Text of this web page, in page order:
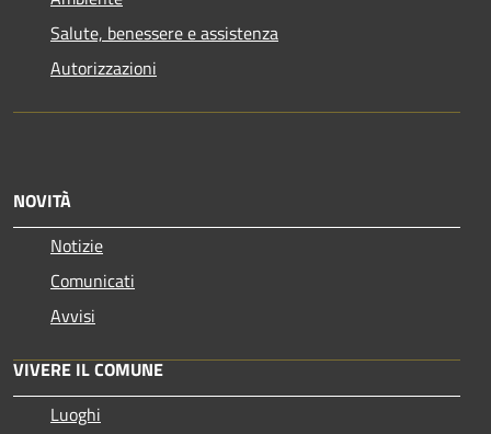
Salute, benessere e assistenza
Autorizzazioni
NOVITÀ
Notizie
Comunicati
Avvisi
VIVERE IL COMUNE
Luoghi